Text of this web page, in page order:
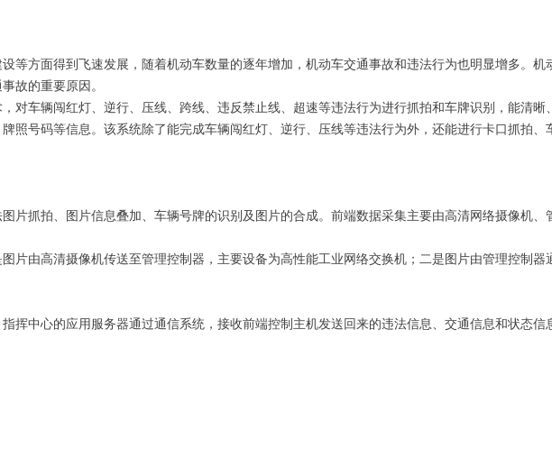
等方面得到飞速发展，随着机动车数量的逐年增加，机动车交通事故和违法行为也明显增多。机
故的重要原因。
对车辆闯红灯、逆行、压线、跨线、违反禁止线、超速等违法行为进行抓拍和车牌识别，能清晰
照号码等信息。该系统除了能完成车辆闯红灯、逆行、压线等违法行为外，还能进行卡口抓拍、
片抓拍、图片信息叠加、车辆号牌的识别及图片的合成。前端数据采集主要由高清网络摄像机、
片由高清摄像机传送至管理控制器，主要设备为高性能工业网络交换机；二是图片由管理控制器
挥中心的应用服务器通过通信系统，接收前端控制主机发送回来的违法信息、交通信息和状态信